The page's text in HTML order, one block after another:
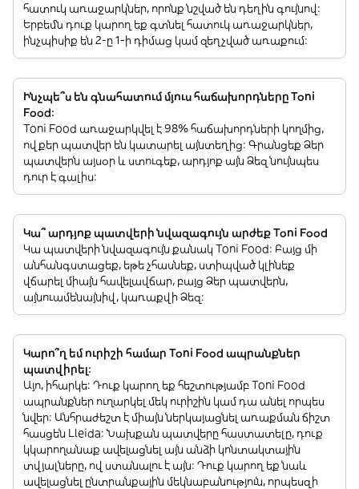
հատուկ առաջարկներ, որոնք նշված են դեղին գույնով:
Երբեմն դուք կարող եք գտնել հատուկ առաջարկներ,
ինչպիսիք են 2-ը 1-ի դիմաց կամ զեղչված առաքում:
Ինչպե՞ս են գնահատում մյուս հաճախորդները Toni
Food:
Toni Food առաջարկվել է 98% հաճախորդների կողմից,
ովքեր պատվեր են կատարել այնտեղից: Գրանցեք Ձեր
պատվերն այսօր և ստուգեք, արդյոք այն Ձեզ նույնպես
դուր է գալիս:
Կա՞ արդյոք պատվերի նվազագույն արժեք Toni Food
Կա պատվերի նվազագույն քանակ Toni Food: Բայց մի
անհանգստացեք, եթե չհասնեք, ստիպված կլինեք
վճարել միայն հավելավճար, բայց Ձեր պատվերն,
այնուամենայնիվ, կառաքվի Ձեզ:
Կարո՞ղ եմ ուրիշի համար Toni Food ապրանքներ
պատվիրել:
Այո, իհարկե: Դուք կարող եք հեշտությամբ Toni Food
ապրանքներ ուղարկել մեկ ուրիշին կամ դա անել որպես
նվեր: Անհրաժեշտ է միայն ներկայացնել առաքման ճիշտ
հասցեն Lleida: Նախքան պատվերը հաստատելը, դուք
կկարողանաք ավելացնել այն անձի կոնտակտային
տվյալները, ով ստանալու է այն: Դուք կարող եք նաև
ավելացնել ընտրանքային մեկնաբանություն, որպեսզի